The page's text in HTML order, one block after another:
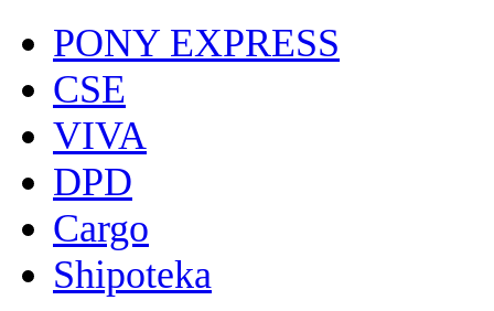
PONY EXPRESS
CSE
VIVA
DPD
Cargo
Shipoteka